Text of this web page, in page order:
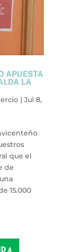
APUESTA
LA
| Jul 8,
que el
de
15.000